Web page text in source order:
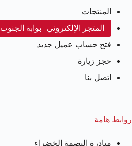
المنتجات
المتجر الإلكتروني | بوابة الجنوب
فتح حساب عميل جديد
حجز زيارة
اتصل بنا
روابط هامة
مبادرة البصمة الخضراء